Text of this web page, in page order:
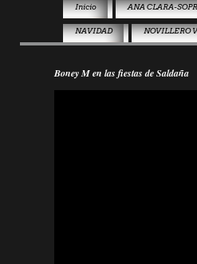
Inicio ANA CLARA-
NAVIDAD NOVILLERO
Boney M en las fiestas de Saldaña